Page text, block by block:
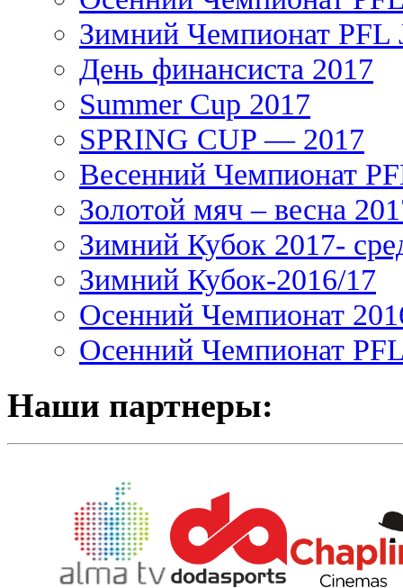
Зимний Чемпионат PFL
День финансиста 2017
Summer Cup 2017
SPRING CUP — 2017
Весенний Чемпионат
Золотой мяч – весна
Зимний Кубок 2017-
Зимний Кубок-2016/17
Осенний Чемпионат
Осенний Чемпионат
Наши партнеры: